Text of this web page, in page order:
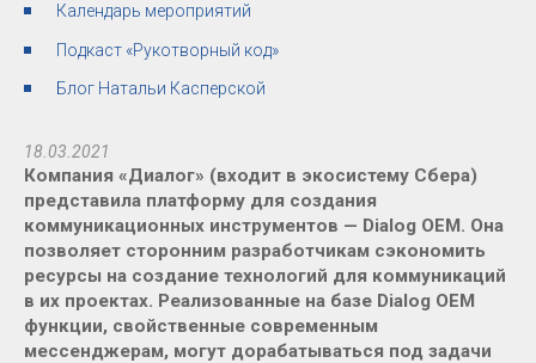
Календарь мероприятий
Подкаст «Рукотворный код»
Блог Натальи Касперской
18.03.2021
Компания «Диалог» (входит в экосистему Сбера)
представила платформу для создания
коммуникационных инструментов — Dialog OEM. Она
позволяет сторонним разработчикам сэкономить
ресурсы на создание технологий для коммуникаций
в их проектах. Реализованные на базе Dialog OEM
функции, свойственные современным
мессенджерам, могут дорабатываться под задачи